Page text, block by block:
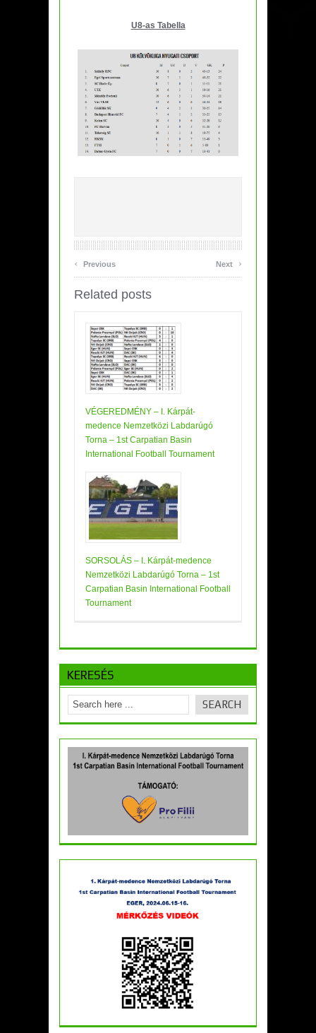
U8-as Tabella
‹ Previous Next ›
Related posts
VÉGEREDMÉNY – I. Kárpát-
medence Nemzetközi Labdarúgó
Torna – 1st Carpatian Basin
International Football Tournament
SORSOLÁS – I. Kárpát-medence
Nemzetközi Labdarúgó Torna – 1st
Carpatian Basin International Football
Tournament
KERESÉS